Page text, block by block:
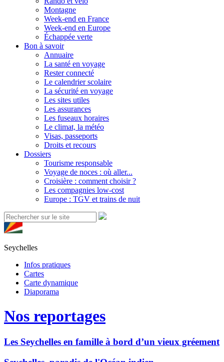
Montagne
Week-end en France
Week-end en Europe
Échappée verte
Bon à savoir
Annuaire
La santé en voyage
Rester connecté
Le calendrier scolaire
La sécurité en voyage
Les sites utiles
Les assurances
Les fuseaux horaires
Le climat, la météo
Visas, passeports
Droits et recours
Dossiers
Tourisme responsable
Voyage de noces : où aller...
Croisière : comment choisir ?
Les compagnies low-cost
Europe : TGV et trains de nuit
Seychelles
Infos pratiques
Cartes
Carte dynamique
Diaporama
Nos reportages
Les Seychelles en famille à bord d’un vieux gréement